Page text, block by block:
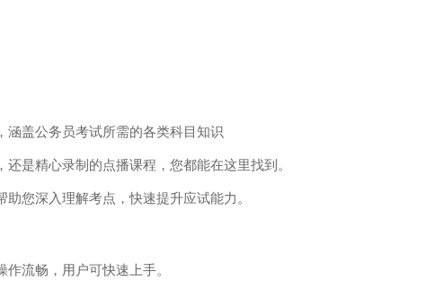
涵盖公务员考试所需的各类科目知识
是精心录制的点播课程，您都能在这里找到。
您深入理解考点，快速提升应试能力。
流畅，用户可快速上手。